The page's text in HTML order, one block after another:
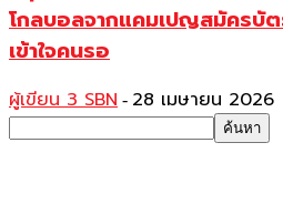
โกลบอลจากแคมเปญสมัครบั
เข้าใจคนรอ
ผู้เขียน 3 SBN - 28 เมษายน 2026